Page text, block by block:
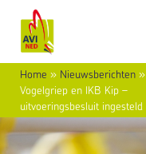
Home » Nieuwsberichten »
Vogelgriep en IKB Kip –
uitvoeringsbesluit ingesteld